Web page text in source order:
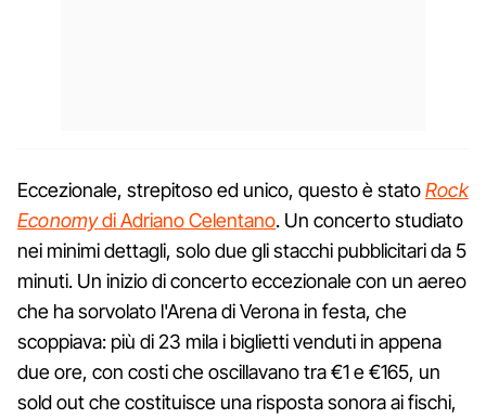
Eccezionale, strepitoso ed unico, questo è statoRock
Economydi Adriano Celentano. Un concerto studiato
nei minimi dettagli, solo due gli stacchi pubblicitari da 5
minuti. Un inizio di concerto eccezionale con un aereo
che ha sorvolato l'Arena di Verona in festa, che
scoppiava: più di 23 mila i biglietti venduti in appena
due ore, con costi che oscillavano tra €1 e €165, un
sold out che costituisce una risposta sonora ai fischi,